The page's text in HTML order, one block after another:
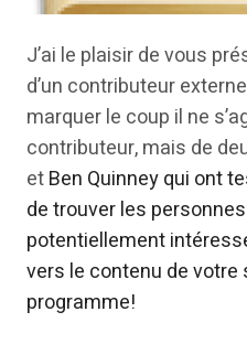
J’ai le plaisir de vous
d’un contributeur
marquer le coup il ne
contributeur, mais de
etBen Quinney qui ont
de trouver les
potentiellement
vers le contenu de votre
programme!